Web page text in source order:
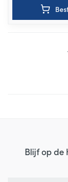
Blijf op de